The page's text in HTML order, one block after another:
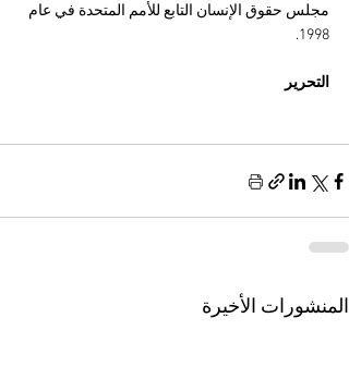
مجلس حقوق الإنسان التابع للأمم المتحدة في عام
1998.
التحرير
المنشورات الأخيرة